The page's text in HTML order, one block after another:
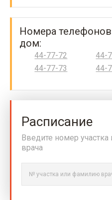
Номера
дом:
44-77-72
44-77-73
44-
44-
Расписание
Введите номер
врача